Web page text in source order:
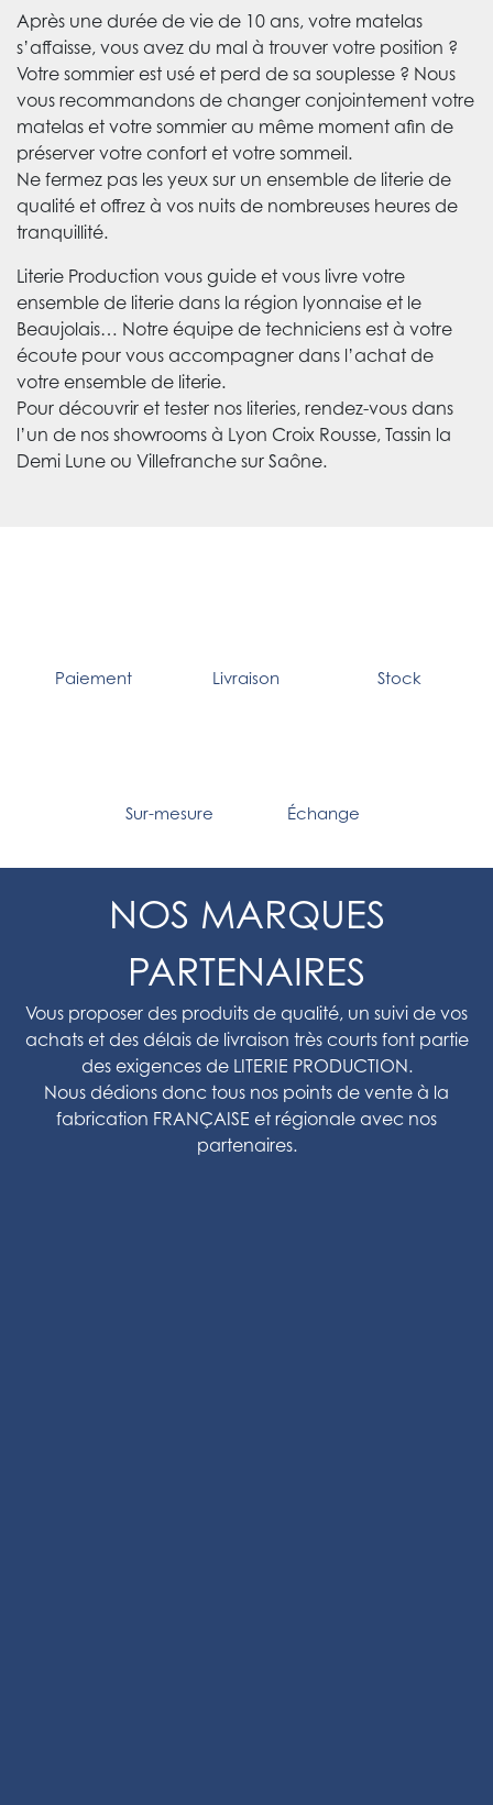
Après une durée de vie de 10 ans, votre matelas
s’affaisse, vous avez du mal à trouver votre position ?
Votre sommier est usé et perd de sa souplesse ? Nous
vous recommandons de changer conjointement votre
matelas et votre sommier au même moment afin de
préserver votre confort et votre sommeil.
Ne fermez pas les yeux sur un ensemble de literie de
qualité et offrez à vos nuits de nombreuses heures de
tranquillité.
Literie Production vous guide et vous livre votre
ensemble de literie dans la région lyonnaise et le
Beaujolais… Notre équipe de techniciens est à votre
écoute pour vous accompagner dans l’achat de
votre ensemble de literie.
Pour découvrir et tester nos literies, rendez-vous dans
l’un de nos showrooms à Lyon Croix Rousse, Tassin la
Demi Lune ou Villefranche sur Saône.
Paiement Livraison Stock
Sur-mesure Échange
NOS MARQUES
PARTENAIRES
Vous proposer des produits de qualité, un suivi de vos
achats et des délais de livraison très courts font partie
des exigences de LITERIE PRODUCTION.
Nous dédions donc tous nos points de vente à la
fabrication FRANÇAISE et régionale avec nos
partenaires.